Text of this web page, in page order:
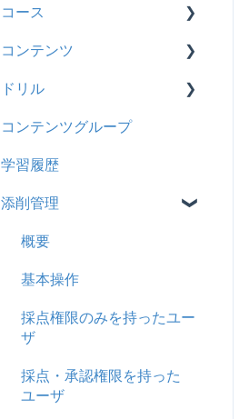
ザー
履歴
コンテンツ
CSV
ドキュメント
ビデオ
ドリル
メッセージ
2025年9月アップデート
2025年3月アップデート
2024年12月アップデート
2024年8月アップデート
2024年5月アップデート
2023年12月アップデート
2023年11月アップデート
2023年8月アップデート
2023年4月アップデート
【新レイアウト】受講ユー
編集について
【新レイアウト】ユーザー
グループ設定
コース
基本操作
新レイアウト
旧レイアウト
コース詳細設定の参考
ストレスチェック
CSVについて
コンテンツ
ビデオ
ドキュメント
多言語表示
リンク
ドリル
概要
問題について
ドリルについて
【問題・ドリル】の参考
ドリルスキンについて
問題属性
コンテンツグループ
学習履歴
添削管理
概要
基本操作
採点権限のみを持ったユー
ザ
採点・承認権限を持った
ユーザ